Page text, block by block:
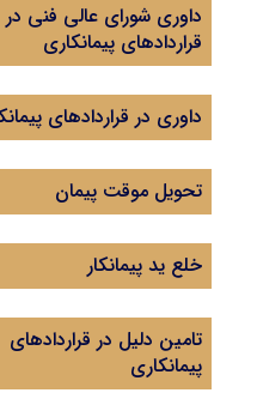
داوری شورای عالی فنی در
قراردادهای پیمانکاری
داوری در قراردادهای
تحویل موقت پیمان
خلع ید پیمانکار
تامین دلیل در قراردادهای
پیمانکاری